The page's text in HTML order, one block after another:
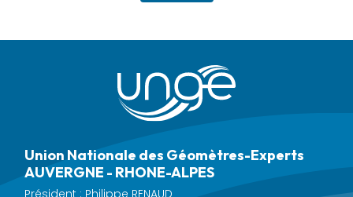
Union Nationale des Géomètres-Experts
AUVERGNE - RHONE-ALPES